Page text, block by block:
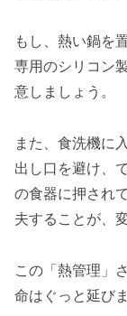
もし、熱い鍋を
専用のシリコン
意しましょう。
また、食洗機に
出し口を避け、
の食器に押され
夫することが、
この「熱管理」
命はぐっと延びま